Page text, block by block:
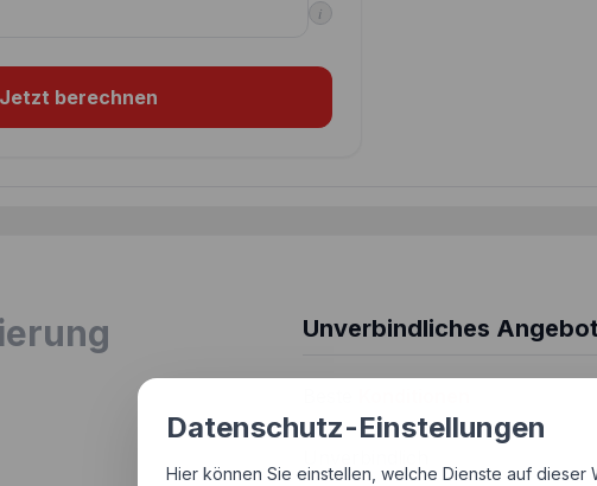
i
Jetzt berechnen
Unverbindliches
Datenschutz-Einstellungen
Hier können Sie einstellen, welche Dienste auf dieser